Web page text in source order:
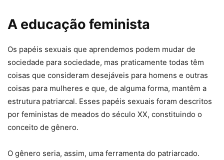
A educação feminista
Os papéis sexuais que aprendemos podem mudar de
sociedade para sociedade, mas praticamente todas têm
coisas que consideram desejáveis para homens e outras
coisas para mulheres e que, de alguma forma, mantêm a
estrutura patriarcal. Esses papéis sexuais foram descritos
por feministas de meados do século XX, constituindo o
conceito de gênero.
O gênero seria, assim, uma ferramenta do patriarcado.